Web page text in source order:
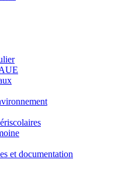
et documentation